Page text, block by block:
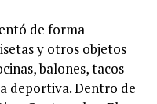
de forma
y otros objetos
balones, tacos
deportiva. Dentro de